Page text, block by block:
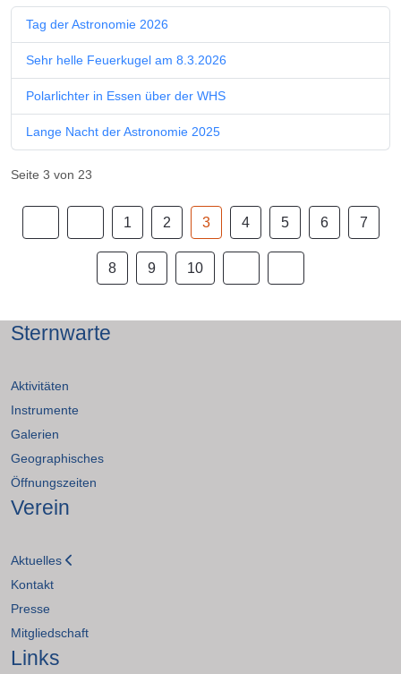
Tag der Astronomie 2026
Sehr helle Feuerkugel am 8.3.2026
Polarlichter in Essen über der WHS
Lange Nacht der Astronomie 2025
Seite 3 von 23
1 2 3 4 5 6 7
8 9 10
Sternwarte
Aktivitäten
Instrumente
Galerien
Geographisches
Öffnungszeiten
Verein
Aktuelles
Kontakt
Presse
Mitgliedschaft
Links